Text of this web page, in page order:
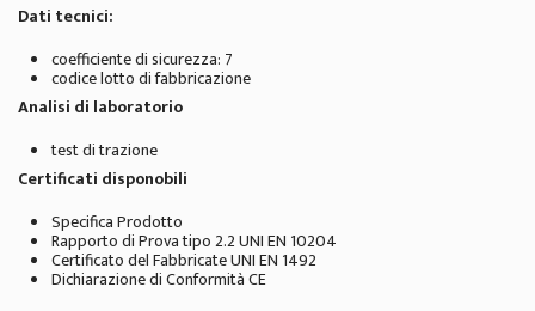
Dati tecnici:
coefficiente di sicurezza: 7
codice lotto di fabbricazione
Analisi di laboratorio
test di trazione
Certificati disponobili
Specifica Prodotto
Rapporto di Prova tipo 2.2 UNI EN 10204
Certificato del Fabbricate UNI EN 1492
Dichiarazione di Conformità CE